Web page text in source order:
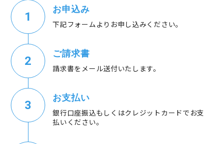
お申込み
下記フォームよりお申し込みください。
ご請求書
請求書をメール送付いたします。
お支払い
銀行口座振込もしくはクレジットカードでお支
払いください。